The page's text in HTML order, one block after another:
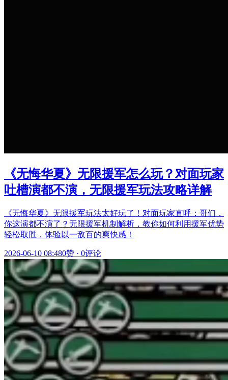
《无悔华夏》无限援军怎么玩？对面玩家
吐槽演都不演，无限援军玩法攻略详解
《无悔华夏》无限援军玩法太好玩了！对面玩家直呼：哥们，
你这演都不演了？无限援军机制解析，教你如何利用援军优势
轻松取胜，体验以一敌百的爽快感！
2026-06-10 08:480赞 · 0评论